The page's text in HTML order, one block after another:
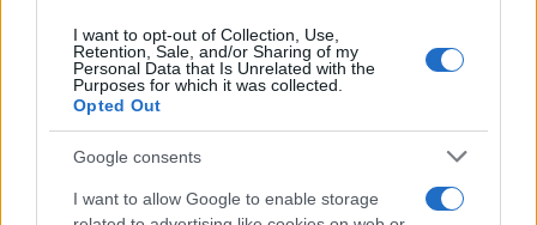
I want to opt-out of Collection, Use,
Retention, Sale, and/or Sharing of my
Personal Data that Is Unrelated with the
Purposes for which it was collected.
Opted Out
Google consents
I want to allow Google to enable storage
AUTORE
Francesca Spadaro
Francesca Spadaro ha ricostruito una catena
depositati alla Camera di Commercio; è
analista finanziaria che coordina dossier su
PMI e mercati. Laureata in economia,